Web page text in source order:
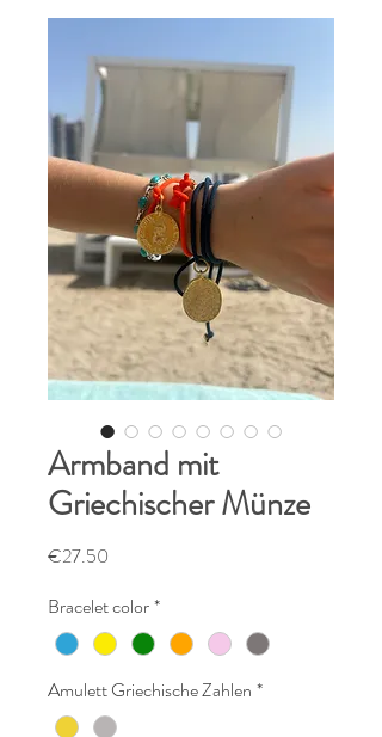
Armband mit
Griechischer Münze
€27.50
Bracelet color*
Amulett Griechische Zahlen *